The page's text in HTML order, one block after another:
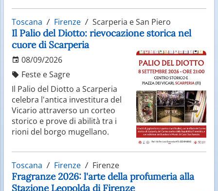
Passeggiare tra vicoli in pietra e piazze suggestive
significa scoprire tradizioni ancora vive e un forte
legame con il territorio.
Natura tra mare e campagne
Oltre alle colline, la Toscana offre anche una costa
affascinante, con località balneari e paesaggi naturali
di grande valore. Il Parco Naturale della Maremma
rappresenta un esempio di natura incontaminata,
dove si alternano pinete, spiagge e zone umide.
L’entroterra, invece, è perfetto per escursioni,
percorsi enogastronomici e attività all’aria aperta.
Sapori e vini di eccellenza
Toscana Firenze Scarperia e San Piero
Il Palio del Diotto: rievocazione storica nel
cuore di Scarperia
08/09/2026
Feste e Sagre
Il Palio del Diotto a Scarperia
celebra l'antica investitura del
Vicario attraverso un corteo
storico e prove di abilità tra i
rioni del borgo mugellano.
Toscana Firenze Firenze
Fragranze 2026: l'arte della profumeria alla
Stazione Leopolda di Firenze